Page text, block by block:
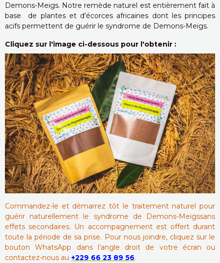
Demons-Meigs. Notre remède naturel est entièrement fait à
base de plantes et d'écorces africaines dont les principes
acifs permettent de guérir le syndrome de Demons-Meigs.
Cliquez sur l'image ci-dessous pour l'obtenir :
Commandez-le et démarrez tôt le traitement naturel pour
guérir naturellement le syndrome de Demons-Meigssans
effets secondaires. Un accompagnement est offert durant
toute la période de sa prise. Pour nous joindre, cliquez sur le
bouton WhatsApp dans l’angle droit de votre écran ou
contactez-nous au +229 66 23 89 56.